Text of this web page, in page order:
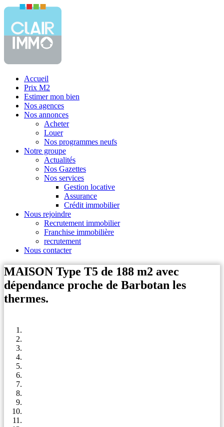
Accueil
Prix M2
Estimer mon bien
Nos agences
Nos annonces
Acheter
Louer
Nos programmes neufs
Notre groupe
Actualités
Nos Gazettes
Nos services
Gestion locative
Assurance
Crédit immobilier
Nous rejoindre
Recrutement immobilier
Franchise immobilière
recrutement
Nous contacter
MAISON Type T5 de 188 m2 avec
dépendance proche de Barbotan les
thermes.